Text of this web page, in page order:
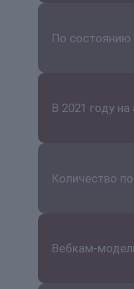
По состоянию
В 2021 году
Количество
Вебкам-